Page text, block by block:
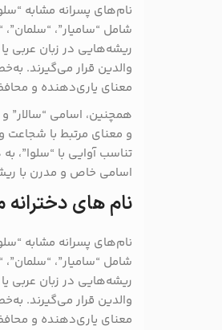
نام‌های پسرانه مشابه
شامل “سامیار”،
ریشه‌هایی در زبان عربی
والدین قرار می‌گیرند.
معنای یاری‌دهنده و
همچنین، اسامی “سالار”
و معنای مرتبط با شجاعت
تناسب آوایی با “سلوا”،
اسامی خاص و مدرن با
نام های
نام‌های پسرانه مشابه
شامل “سامیار”،
ریشه‌هایی در زبان عربی
والدین قرار می‌گیرند.
معنای یاری‌دهنده و